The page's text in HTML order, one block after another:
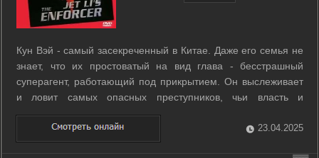
Кун Вэй - самый засекреченный в Китае. Даже его семья не
знает, что их простоватый на вид глава - бесстрашный
суперагент, работающий под прикрытием. Он выслеживает
и ловит самых опасных преступников, чьи власть и
богатство не позволяют закону дотянуться до них обычным
образом. Однажды, когда Кун Вэй выдавал себя за бандита,
входя в доверие к боссу ...
23.04.2025